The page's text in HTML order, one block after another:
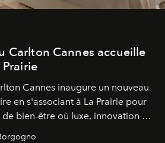
Carlton Cannes accueille
Cannes inaugure un nouveau
en s'associant à La Prairie pour
bien-être où luxe, innovation et